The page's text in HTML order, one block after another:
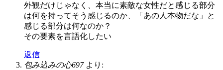
外観だけじゃなく、本当に素敵な女性だと感じる部分
は何を持ってそう感じるのか、「あの人本物だな」と
感じる部分は何なのか？
その要素を言語化したい
返信
包み込みの心697 より: